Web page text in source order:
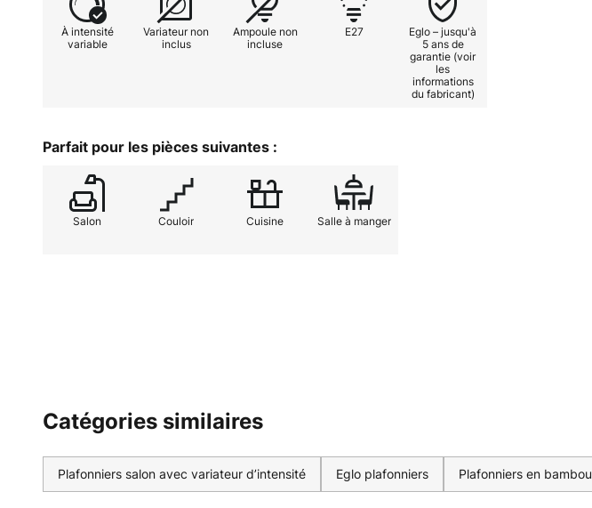
À intensité
variable
Variateur non
inclus
Ampoule non
incluse
E27
Eglo – jusqu'à
5 ans de
garantie (voir
les
informations
du fabricant)
Parfait pour les pièces suivantes :
Salon Couloir Cuisine Salle à manger
Catégories similaires
Plafonniers salon avec variateur d’intensité Eglo plafonniers Plafonniers en bambou